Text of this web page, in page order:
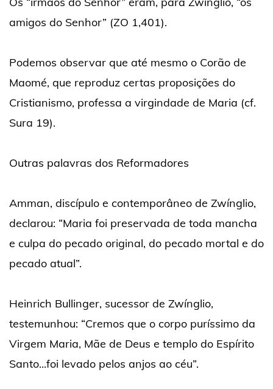
amigos do Senhor” (ZO 1,401).
Podemos observar que até mesmo o Corão de
Maomé, que reproduz certas proposições do
Cristianismo, professa a virgindade de Maria (cf.
Sura 19).
Outras palavras dos Reformadores
Amman, discípulo e contemporâneo de Zwínglio,
declarou: “Maria foi preservada de toda mancha
e culpa do pecado original, do pecado mortal e do
pecado atual”.
Heinrich Bullinger, sucessor de Zwínglio,
testemunhou: “Cremos que o corpo puríssimo da
Virgem Maria, Mãe de Deus e templo do Espírito
Santo...foi levado pelos anjos ao céu”.